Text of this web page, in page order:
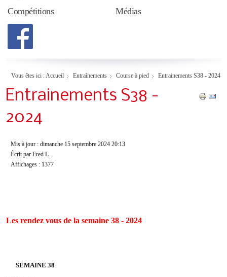
Compétitions
Médias
Vous êtes ici :Accueil Entraînements Course à pied Entrainements S38 - 2024
Entrainements S38 -
2024
Mis à jour : dimanche 15 septembre 2024 20:13
Écrit par Fred L.
Affichages : 1377
Les rendez vous de la semaine 38 - 2024
SEMAINE 38